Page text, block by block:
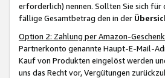
erforderlich) nennen. Sollten Sie sich für
fällige Gesamtbetrag den in der
Option 2: Zahlung per Amazon-
Partnerkonto genannte Haupt-E-Mail-
Kauf von Produkten eingelöst werden
uns das Recht vor, Vergütungen